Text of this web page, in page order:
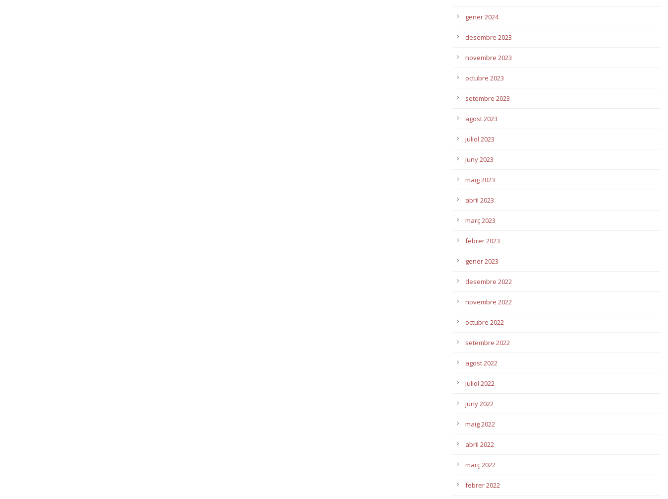
gener 2024
desembre 2023
novembre 2023
octubre 2023
setembre 2023
agost 2023
juliol 2023
juny 2023
maig 2023
abril 2023
març 2023
febrer 2023
gener 2023
desembre 2022
novembre 2022
octubre 2022
setembre 2022
agost 2022
juliol 2022
juny 2022
maig 2022
abril 2022
març 2022
febrer 2022